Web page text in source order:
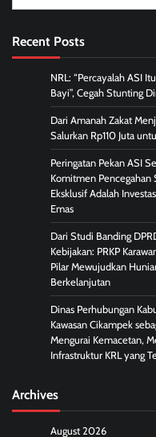
for:
Recent Posts
NRL: “Percayalah ASI
Bayi”, Cegah Stunting
Dari Amanah Zakat
Salurkan Rp110 Juta
Peringatan Pekan ASI
Komitmen Pencegahan
Eksklusif Adalah
Emas
Dari Studi Banding
Kebijakan: PRKP
Pilar Mewujudkan
Berkelanjutan
Dinas Perhubungan
Kawasan Cikampek
Mengurai Kemacetan,
Infrastruktur KRL yang
Archives
August 2026